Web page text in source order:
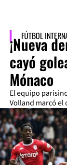
FÚTBOL
¡Nueva
cayó
Mónaco
El equipo
Volland marcó el